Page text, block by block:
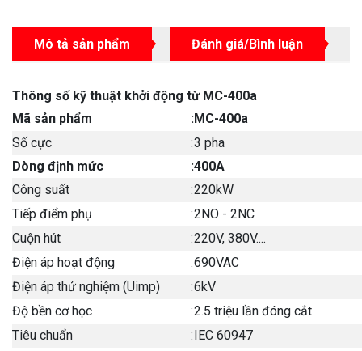
Mô tả sản phẩm Đánh giá/Bình luận
Thông số kỹ thuật khởi động từ MC-400a
Mã sản phẩm :MC-400a
Số cực
:3 pha
Dòng định mức
:400A
Công suất
:220kW
Tiếp điểm phụ
:2NO - 2NC
Cuộn hút
:220V, 380V....
Điện áp hoạt động
:690VAC
Điện áp thử nghiệm (Uimp)
:6kV
Độ bền cơ học
:2.5 triệu lần đóng cắt
Tiêu chuẩn
: IEC 60947